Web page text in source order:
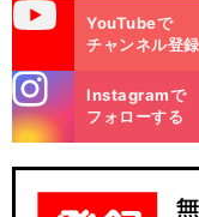
YouTubeで
チャンネル登録
m
Instagramで
フォローする